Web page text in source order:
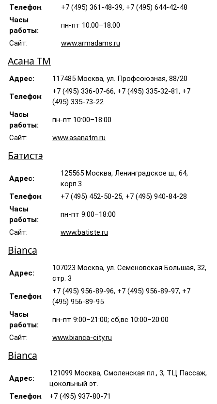
Телефон:
+7 (495) 361-48-39, +7 (495) 644-42-48
Часы
работы:
пн-пт 10:00–18:00
Сайт: www.armadams.ru
Асана ТМ
Адрес: 117485 Москва, ул. Профсоюзная, 88/20
Телефон:
+7 (495) 336-07-66, +7 (495) 335-32-81, +7
(495) 335-73-22
Часы
работы:
пн-пт 10:00–18:00
Сайт: www.asanatm.ru
Батистэ
Адрес:
125565 Москва, Ленинградское ш., 64,
корп.3
Телефон:
+7 (495) 452-50-25, +7 (495) 940-84-28
Часы
работы:
пн-пт 9:00–18:00
Сайт: www.batiste.ru
Bianca
Адрес:
107023 Москва, ул. Семеновская Большая, 32,
стр. 3
Телефон:
+7 (495) 956-89-96, +7 (495) 956-89-97, +7
(495) 956-89-95
Часы
работы:
пн-пт 9:00–21:00; сб,вс 10:00–20:00
Сайт: www.bianca-city.ru
Bianca
Адрес:
121099 Москва, Смоленская пл., 3, ТЦ Пассаж,
цокольный эт.
Телефон:
+7 (495) 937-80-71